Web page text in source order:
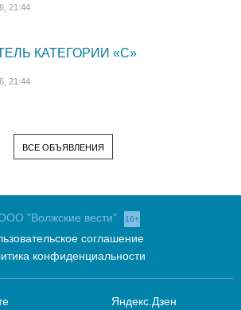
21:44
КАТЕГОРИИ «C»
21:44
ВСЕ ОБЪЯВЛЕНИЯ
"Волжские вести" 16+
соглашение
конфиденциальности
Яндекс.Дзен